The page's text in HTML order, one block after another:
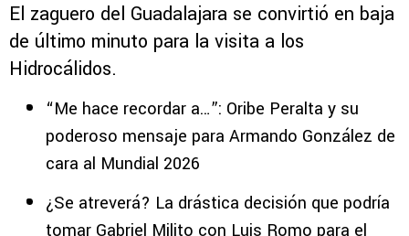
El zaguero del Guadalajara se convirtió en baja
de último minuto para la visita a los
Hidrocálidos.
“Me hace recordar a…”: Oribe Peralta y su
poderoso mensaje para Armando González de
cara al Mundial 2026
¿Se atreverá? La drástica decisión que podría
tomar Gabriel Milito con Luis Romo para el